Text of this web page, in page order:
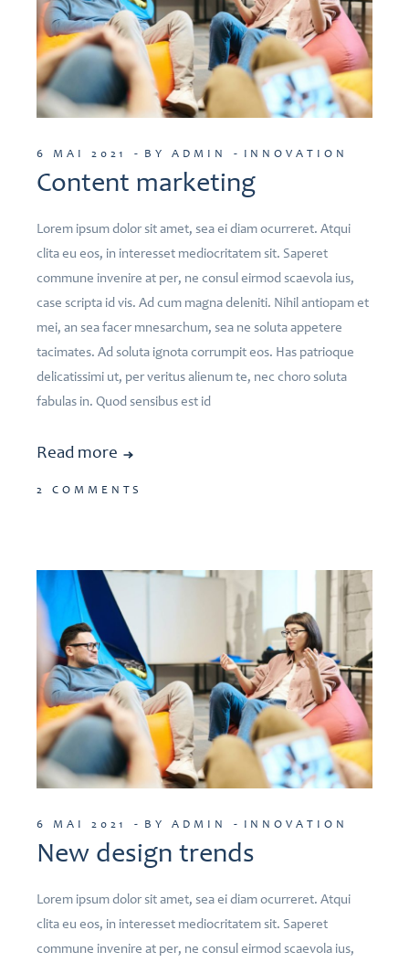
6 MAI 2021 BY ADMIN INNOVATION
Content marketing
Lorem ipsum dolor sit amet, sea ei diam ocurreret. Atqui
clita eu eos, in interesset mediocritatem sit. Saperet
commune invenire at per, ne consul eirmod scaevola ius,
case scripta id vis. Ad cum magna deleniti. Nihil antiopam et
mei, an sea facer mnesarchum, sea ne soluta appetere
tacimates. Ad soluta ignota corrumpit eos. Has patrioque
delicatissimi ut, per veritus alienum te, nec choro soluta
fabulas in. Quod sensibus est id
Read more
2 COMMENTS
6 MAI 2021 BY ADMIN INNOVATION
New design trends
Lorem ipsum dolor sit amet, sea ei diam ocurreret. Atqui
clita eu eos, in interesset mediocritatem sit. Saperet
commune invenire at per, ne consul eirmod scaevola ius,